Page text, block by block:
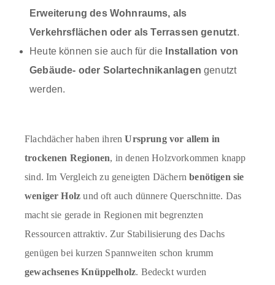
Erweiterung des Wohnraums, als
Verkehrsflächen oder als Terrassen genutzt.
Heute können sie auch für die Installation von
Gebäude- oder Solartechnikanlagen genutzt
werden.
Flachdächer haben ihrenUrsprung vor allem in
trockenen Regionen, in denen Holzvorkommen knapp
sind. Im Vergleich zu geneigten Dächernbenötigen sie
weniger Holz und oft auch dünnere Querschnitte. Das
macht sie gerade in Regionen mit begrenzten
Ressourcen attraktiv. Zur Stabilisierung des Dachs
genügen bei kurzen Spannweiten schon krumm
gewachsenes Knüppelholz. Bedeckt wurden